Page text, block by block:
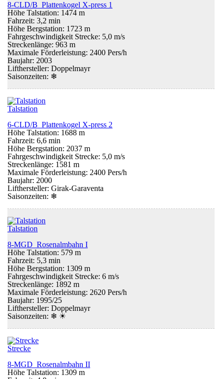
8-CLD/B Plattenkogel X-press 1
Höhe Talstation: 1474 m
Fahrzeit: 3,2 min
Höhe Bergstation: 1723 m
Fahrgeschwindigkeit Strecke: 5,0 m/s
Streckenlänge: 963 m
Maximale Förderleistung: 2400 Pers/h
Baujahr: 2003
Lifthersteller: Doppelmayr
Saisonzeiten: ❄
Talstation
6-CLD/B Plattenkogel X-press 2
Höhe Talstation: 1688 m
Fahrzeit: 6,6 min
Höhe Bergstation: 2037 m
Fahrgeschwindigkeit Strecke: 5,0 m/s
Streckenlänge: 1581 m
Maximale Förderleistung: 2400 Pers/h
Baujahr: 2000
Lifthersteller: Girak-Garaventa
Saisonzeiten: ❄
Talstation
8-MGD Rosenalmbahn I
Höhe Talstation: 579 m
Fahrzeit: 5,3 min
Höhe Bergstation: 1309 m
Fahrgeschwindigkeit Strecke: 6 m/s
Streckenlänge: 1892 m
Maximale Förderleistung: 2620 Pers/h
Baujahr: 1995/25
Lifthersteller: Doppelmayr
Saisonzeiten: ❄ ☀
Strecke
8-MGD Rosenalmbahn II
Höhe Talstation: 1309 m